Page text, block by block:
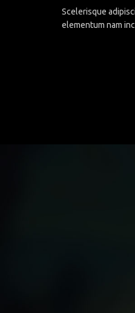
Scelerisque
elementum nam